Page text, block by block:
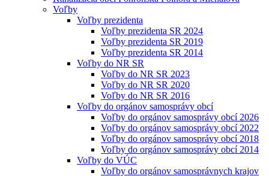
Voľby
Voľby prezidenta
Voľby prezidenta SR 2024
Voľby prezidenta SR 2019
Voľby prezidenta SR 2014
Voľby do NR SR
Voľby do NR SR 2023
Voľby do NR SR 2020
Voľby do NR SR 2016
Voľby do orgánov samosprávy obcí
Voľby do orgánov samosprávy obcí 2026
Voľby do orgánov samosprávy obcí 2022
Voľby do orgánov samosprávy obcí 2018
Voľby do orgánov samosprávy obcí 2014
Voľby do VÚC
Voľby do orgánov samosprávnych krajov